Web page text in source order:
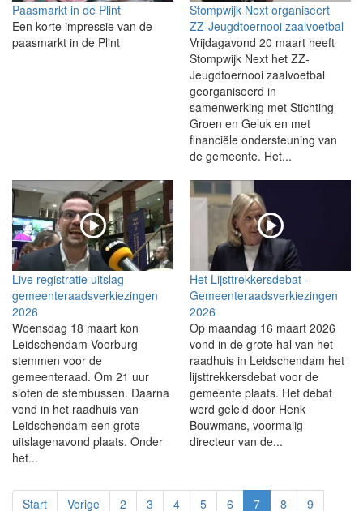
Paasmarkt in de Plint
Een korte impressie van de
paasmarkt in de Plint
Stompwijk Next organiseert
ZZ-Jeugdtoernooi zaalvoetbal
Vrijdagavond 20 maart heeft
Stompwijk Next het ZZ-
Jeugdtoernooi zaalvoetbal
georganiseerd in
samenwerking met Stichting
Groen en Geluk en met
financiële ondersteuning van
de gemeente. Het...
Live registratie uitslag
gemeenteraadsverkiezingen
2026
Woensdag 18 maart kon
Leidschendam-Voorburg
stemmen voor de
gemeenteraad. Om 21 uur
sloten de stembussen. Daarna
vond in het raadhuis van
Leidschendam een grote
uitslagenavond plaats. Onder
het...
Het Lijsttrekkersdebat -
Gemeenteraadsverkiezingen
2026
Op maandag 16 maart 2026
vond in de grote hal van het
raadhuis in Leidschendam het
lijsttrekkersdebat voor de
gemeente plaats. Het debat
werd geleid door Henk
Bouwmans, voormalig
directeur van de...
Start Vorige 2 3 4 5 6 7 8
9